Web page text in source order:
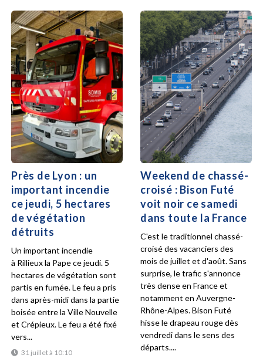
Près de Lyon : un
important incendie
ce jeudi, 5 hectares
de végétation
détruits
31 juillet à 10:10
Un important incendie
à Rillieux la Pape ce jeudi. 5
hectares de végétation sont
partis en fumée. Le feu a pris
dans après-midi dans la partie
boisée entre la Ville Nouvelle
et Crépieux. Le feu a été fixé
vers...
Weekend de chassé-
croisé : Bison Futé
voit noir ce samedi
dans toute la France
C'est le traditionnel chassé-
croisé des vacanciers des
mois de juillet et d'août. Sans
surprise, le trafic s'annonce
très dense en France et
notamment en Auvergne-
Rhône-Alpes. Bison Futé
hisse le drapeau rouge dès
vendredi dans le sens des
départs....